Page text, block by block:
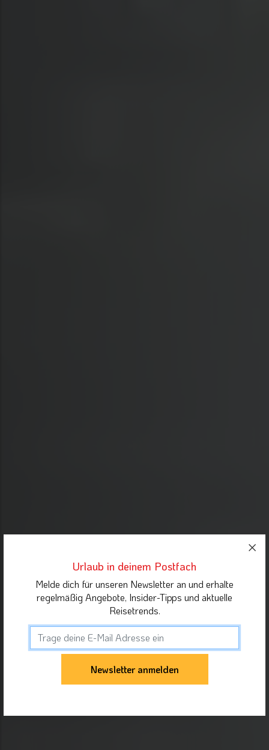
Urlaub in deinem Postfach
Melde dich für unseren Newsletter an und erhalte
regelmäßig Angebote, Insider-Tipps und aktuelle
Reisetrends.